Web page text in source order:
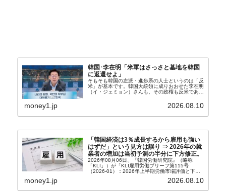
韓国･李在明「米軍はさっさと基地を韓国
に返還せよ」
そもそも韓国の左派・進歩系の人士というのは「反
米」が基本です。韓国大統領に成りおおせた李在明
（イ・ジェミョン）さんも、その政権も反米であ
（アン・ギュベク）さんが国防部長（長官）を努め
money1.jp 2026.08.10
「韓国経済は3％成長するから雇用も強い
はずだ」という見方は誤り ⇒ 2026年の就
業者の増加は当初予測の半分に下方修正。
2026年08月06日、『韓国労働研究院』（略称
「KLI」）が「KLI雇用労働ブリーフ第115号
（2026-01）：2026年上半期労働市場評価と下半
度もご紹介していますが、政府が何よりも大...
money1.jp 2026.08.10